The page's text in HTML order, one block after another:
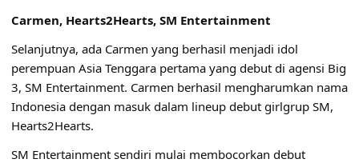
Carmen, Hearts2Hearts, SM Entertainment
Selanjutnya, ada Carmen yang berhasil menjadi idol
perempuan Asia Tenggara pertama yang debut di agensi Big
3, SM Entertainment. Carmen berhasil mengharumkan nama
Indonesia dengan masuk dalam lineup debut girlgrup SM,
Hearts2Hearts.
SM Entertainment sendiri mulai membocorkan debut